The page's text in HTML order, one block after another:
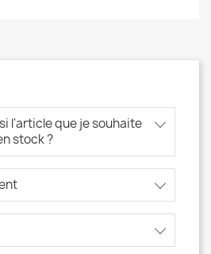
l'article que je souhaite
stock ?